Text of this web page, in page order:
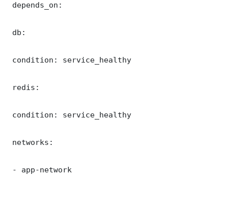
depends_on:
db:
condition: service_healthy
redis:
condition: service_healthy
networks:
- app-network